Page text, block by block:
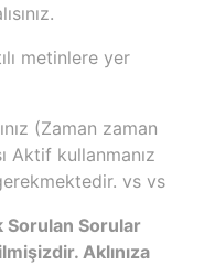
metinlere yer
(Zaman zaman
Aktif kullanmanız
vs vs
Sorulan Sorular
Aklınıza